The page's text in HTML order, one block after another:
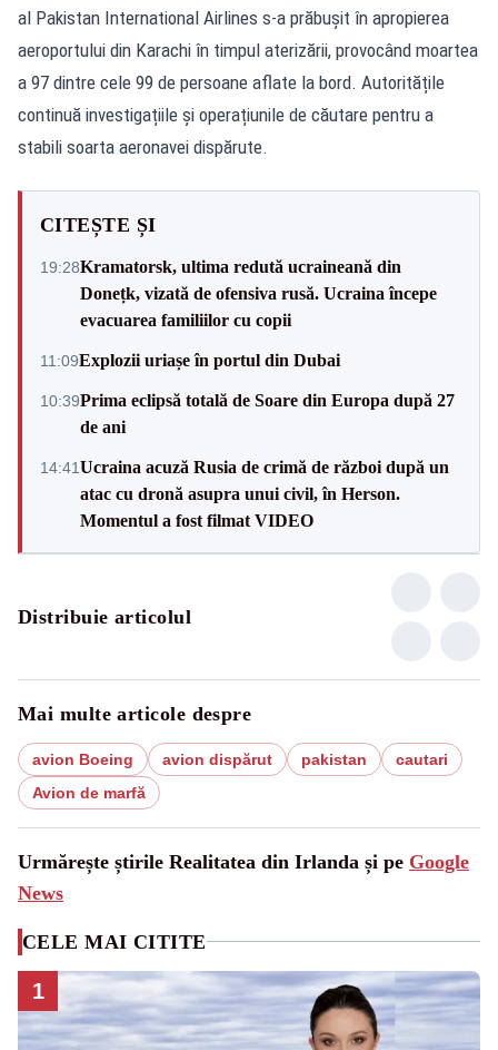
al Pakistan International Airlines s-a prăbușit în apropierea
aeroportului din Karachi în timpul aterizării, provocând moartea
a 97 dintre cele 99 de persoane aflate la bord. Autoritățile
continuă investigațiile și operațiunile de căutare pentru a
stabili soarta aeronavei dispărute.
CITEȘTE ȘI
19:28Kramatorsk, ultima redută ucraineană din
Donețk, vizată de ofensiva rusă. Ucraina începe
evacuarea familiilor cu copii
11:09Explozii uriașe în portul din Dubai
10:39Prima eclipsă totală de Soare din Europa după 27
de ani
14:41Ucraina acuză Rusia de crimă de război după un
atac cu dronă asupra unui civil, în Herson.
Momentul a fost filmat VIDEO
Distribuie articolul
Mai multe articole despre
avion Boeing avion dispărut pakistan
cautari
Avion de marfă
Urmărește știrile Realitatea din Irlanda și pe Google
News
CELE MAI CITITE
1